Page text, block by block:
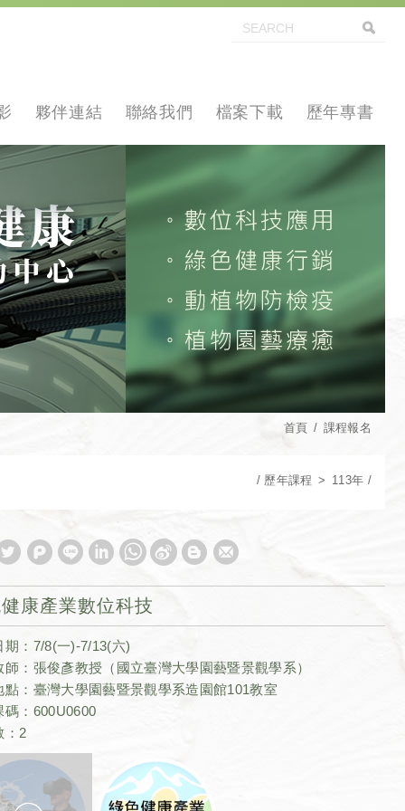
夥伴連結 聯絡我們 檔案下載 歷年專書
首頁 課程報名
歷年課程 113年
康產業數位科技
期：7/8(一)-7/13(六)
師：張俊彥教授（國立臺灣大學園藝暨景觀學系）
點：臺灣大學園藝暨景觀學系造園館101教室
碼：600U0600
：2